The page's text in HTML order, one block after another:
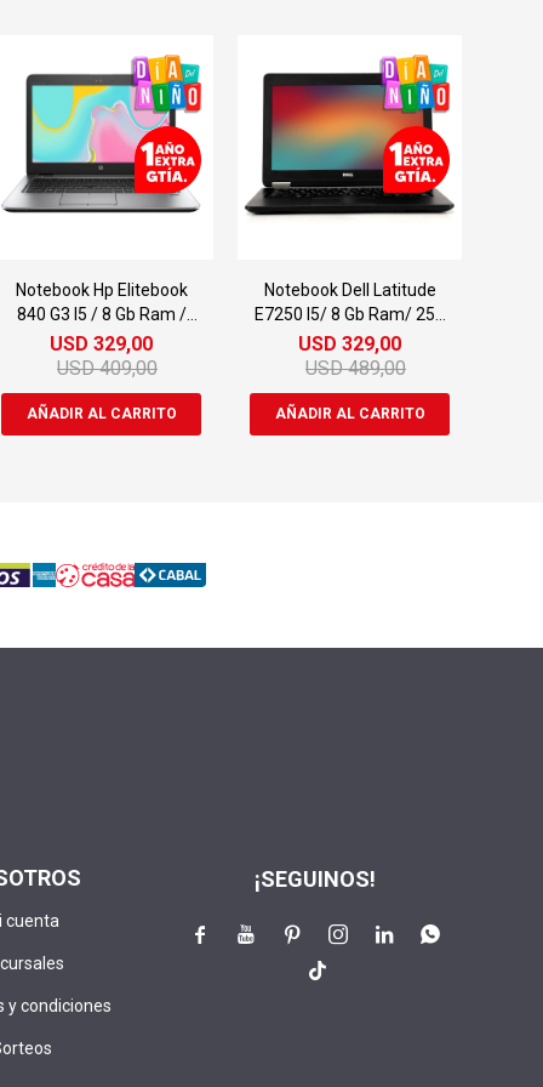
Notebook Hp Elitebook
840 G3 I5 / 8 Gb Ram /
500gb Ssd 14"
USD 329,00
USD 409,00
Notebook Dell Latitude
E7250 I5/ 8 Gb Ram/ 256
Gb Ssd 14"
USD 329,00
USD 489,00
cuenta
y condiciones
¡SEGUINOS!
    

